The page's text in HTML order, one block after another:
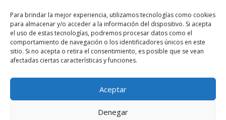
Para brindar la mejor experiencia, utilizamos tecnologías como cookies
para almacenar y/o acceder a la información del dispositivo. Si acepta
el uso de estas tecnologías, podremos procesar datos como el
comportamiento de navegación o los identificadores únicos en este
sitio. Si no acepta o retira el consentimiento, es posible que se vean
afectadas ciertas características y funciones.
Aceptar
Denegar
Más información sobre las cookies